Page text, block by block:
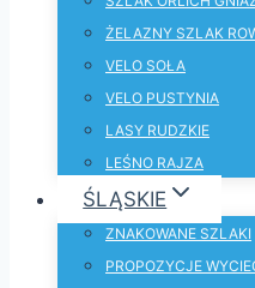
ŻELAZNY SZLAK
VELO SOŁA
VELO PUSTYNIA
LASY RUDZKIE
LEŚNO RAJZA
ŚLĄSKIE
ZNAKOWANE SZLAKI
PROPOZYCJE